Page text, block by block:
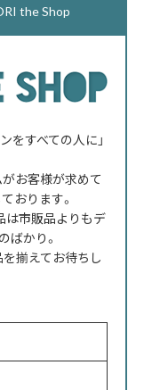
the Shop
をすべての人に」
お客様が求めて
おります。
は市販品よりもデ
ばかり。
揃えてお待ちし